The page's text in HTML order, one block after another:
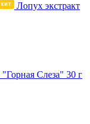
Лопух экстракт
Слеза" 30 г